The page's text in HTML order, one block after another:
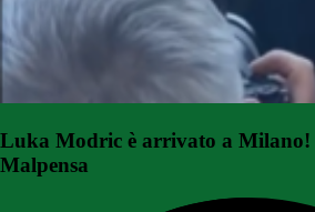
Luka Modric è arrivato a Milano!
Malpensa